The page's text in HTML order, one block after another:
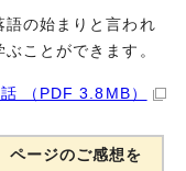
語の始まりと言われ
ことができます。
（PDF 3.8MB）
ページのご感想を